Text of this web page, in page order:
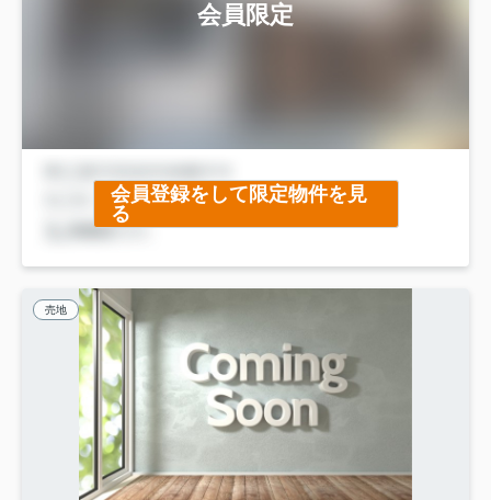
会員限定
会員登録をして限定物件を見
る
売地